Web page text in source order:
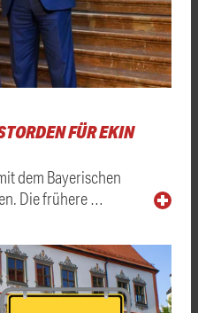
FÜR EKIN
dem Bayerischen
Die frühere …